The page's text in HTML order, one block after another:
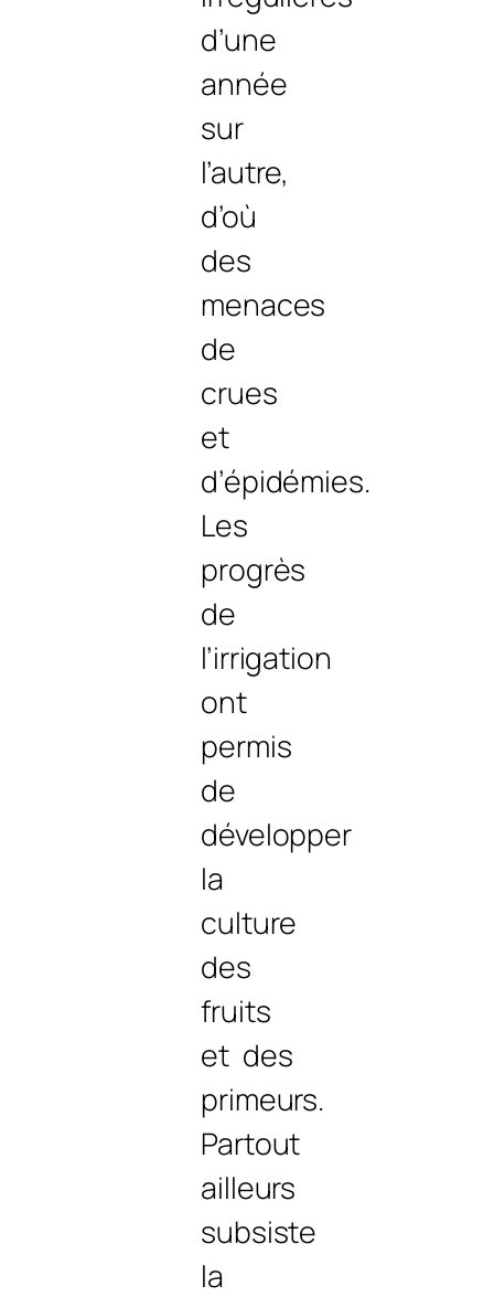
d’une
année
sur
l’autre,
d’où
des
menaces
de
crues
et
d’épidémies.
Les
progrès
de
l’irrigation
ont
permis
de
développer
la
culture
des
fruits
et des
primeurs.
Partout
ailleurs
subsiste
la